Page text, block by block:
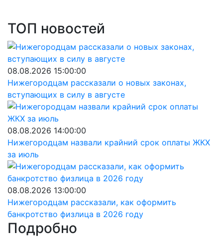
ТОП новостей
08.08.2026 15:00:00
Нижегородцам рассказали о новых законах,
вступающих в силу в августе
08.08.2026 14:00:00
Нижегородцам назвали крайний срок оплаты ЖКХ
за июль
08.08.2026 13:00:00
Нижегородцам рассказали, как оформить
банкротство физлица в 2026 году
Подробно